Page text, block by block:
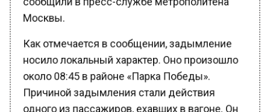
Москвы.
носило локальный характер. Оно произошло
около 08:45 в районе «Парка Победы».
Причиной задымления стали действия
одного из пассажиров, ехавших в вагоне. Он